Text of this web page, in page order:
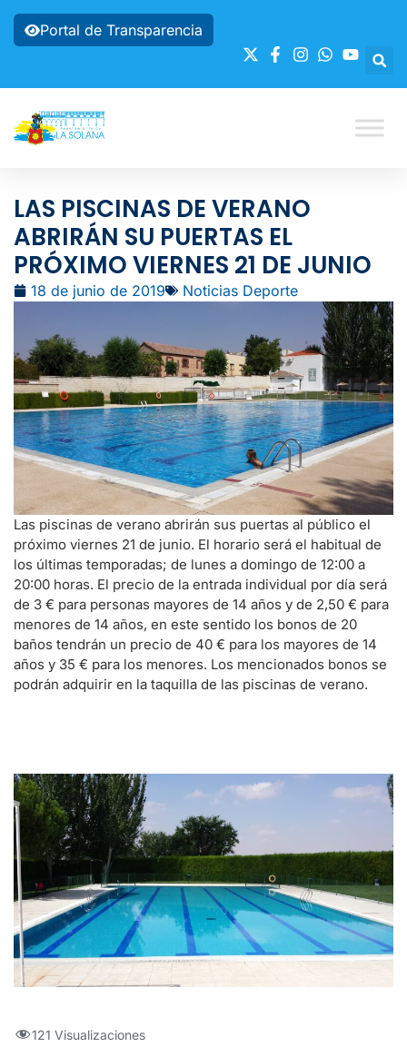
Portal de Transparencia
LAS PISCINAS DE VERANO
ABRIRÁN SU PUERTAS EL
PRÓXIMO VIERNES 21 DE JUNIO
18 de junio de 2019 Noticias Deporte
Las piscinas de verano abrirán sus puertas al público el
próximo viernes 21 de junio. El horario será el habitual de
los últimas temporadas; de lunes a domingo de 12:00 a
20:00 horas. El precio de la entrada individual por día será
de 3 € para personas mayores de 14 años y de 2,50 € para
menores de 14 años, en este sentido los bonos de 20
baños tendrán un precio de 40 € para los mayores de 14
años y 35 € para los menores. Los mencionados bonos se
podrán adquirir en la taquilla de las piscinas de verano.
121 Visualizaciones